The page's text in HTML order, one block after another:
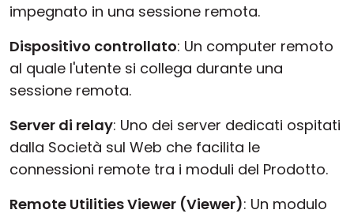
impegnato in una sessione remota.
Dispositivo controllato: Un computer remoto
al quale l'utente si collega durante una
sessione remota.
Server di relay: Uno dei server dedicati ospitati
dalla Società sul Web che facilita le
connessioni remote tra i moduli del Prodotto.
Remote Utilities Viewer (Viewer): Un modulo